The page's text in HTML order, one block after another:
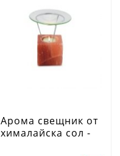
Арома свещник от
хималайска сол -